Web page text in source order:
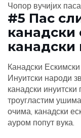
Чопор вучијих
#5 Пас
канадски
канадски
Канадски Ескимски
Инуитски народи
канадски
троугластим
очима, канадски
ауром попут вука.